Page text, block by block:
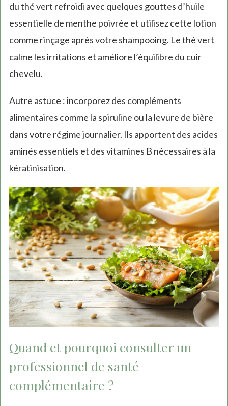
du thé vert refroidi avec quelques gouttes d’huile
essentielle de menthe poivrée et utilisez cette lotion
comme rinçage après votre shampooing. Le thé vert
calme les irritations et améliore l’équilibre du cuir
chevelu.
Autre astuce : incorporez des compléments
alimentaires comme la spiruline ou la levure de bière
dans votre régime journalier. Ils apportent des acides
aminés essentiels et des vitamines B nécessaires à la
kératinisation.
Quand et pourquoi consulter un
professionnel de santé
complémentaire ?